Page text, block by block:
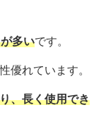
多いです。
優れています。
、長く使用でき